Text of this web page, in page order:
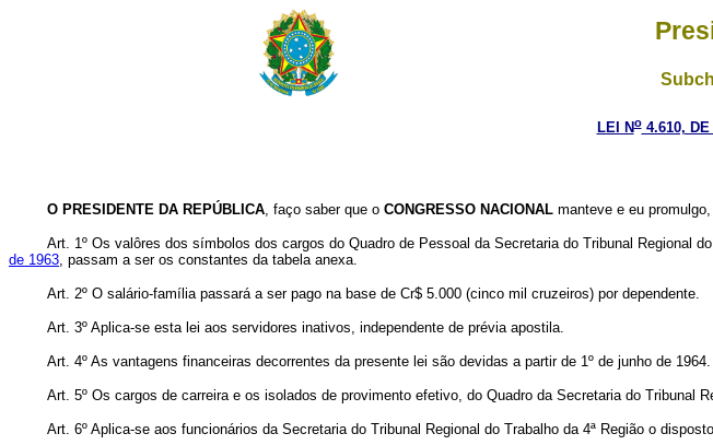
LEI No4.610, DE
O PRESIDENTE DA REPÚBLICA, faço saber que o CONGRESSO NACIONAL manteve e eu
Art. 1º Os valôres dos símbolos dos cargos do Quadro de Pessoal da Secretaria do Tribunal Regional
de 1963, passam a ser os constantes da tabela anexa.
Art. 2º O salário-família passará a ser pago na base de Cr$ 5.000 (cinco mil cruzeiros) por dependente.
Art. 3º Aplica-se esta lei aos servidores inativos, independente de prévia apostila.
Art. 4º As vantagens financeiras decorrentes da presente lei são devidas a partir de 1º de junho de 1964.
Art. 5º Os cargos de carreira e os isolados de provimento efetivo, do Quadro da Secretaria do Tribunal
Art. 6º Aplica-se aos funcionários da Secretaria do Tribunal Regional do Trabalho da 4ª Região o